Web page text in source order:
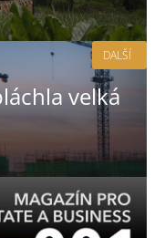
velká
DALŠÍ